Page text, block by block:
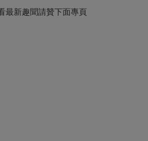
最新趣聞請贊下面專頁